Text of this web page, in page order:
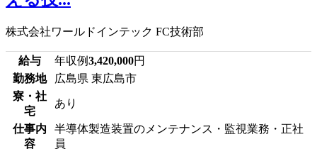
株式会社ワールドインテック FC技術部
給与 年収例3,420,000円
勤務地
広島県 東広島市
寮・社
宅
あり
仕事内
容
半導体製造装置のメンテナンス・監視業務・正社
員